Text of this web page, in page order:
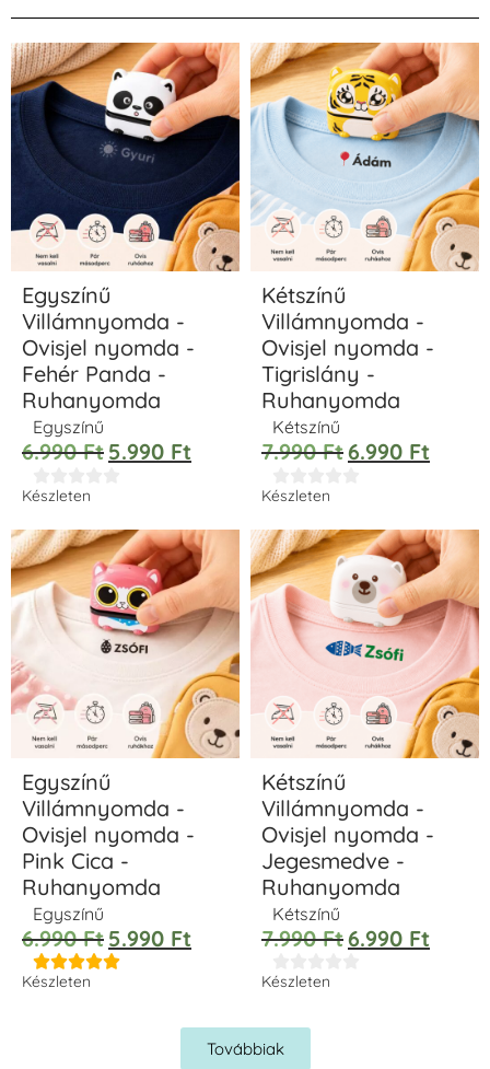
Egyszínű
Villámnyomda -
Ovisjel nyomda -
Fehér Panda -
Ruhanyomda
Egyszínű
6.990Ft 5.990 Ft
Készleten
Kétszínű
Villámnyomda -
Ovisjel nyomda -
Tigrislány -
Ruhanyomda
Kétszínű
7.990Ft6.990 Ft
Készleten
Egyszínű
Villámnyomda -
Ovisjel nyomda -
Pink Cica -
Ruhanyomda
Egyszínű
6.990Ft 5.990 Ft

Készleten
Kétszínű
Villámnyomda -
Ovisjel nyomda -
Jegesmedve -
Ruhanyomda
Kétszínű
7.990Ft6.990 Ft
Készleten
Továbbiak